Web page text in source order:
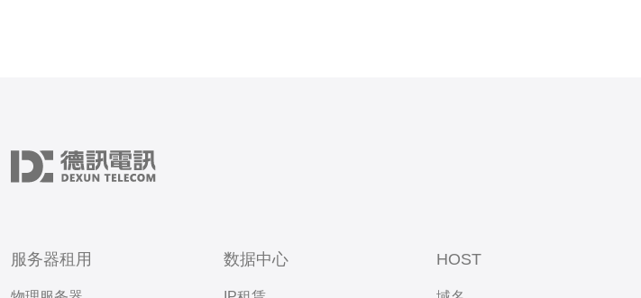
服务器租用 数据中心 HOST